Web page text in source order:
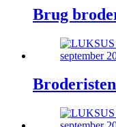
Brug